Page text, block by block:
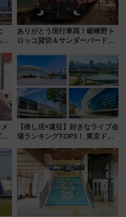
ありがとう現行車両！嵯峨野ト
ロッコ貸切＆サンダーバードレ
斉藤雪乃＆福原トシヒロと行
く！9月13日「京都の鉄道満喫
ツアー」開催
【推し活×遠征】好きなライブ会
場ランキングTOP3！ 東京ドー
由と交通アクセス術、ライブ会
場に何を求める？